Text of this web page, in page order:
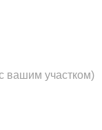
вашим участком)